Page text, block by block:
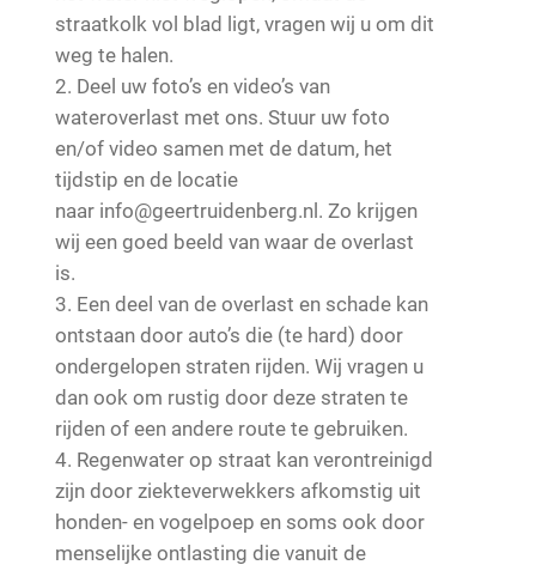
straatkolk vol blad ligt, vragen wij u om dit
weg te halen.
Deel uw foto’s en video’s van
wateroverlast met ons. Stuur uw foto
en/of video samen met de datum, het
tijdstip en de locatie
naar info@geertruidenberg.nl. Zo krijgen
wij een goed beeld van waar de overlast
is.
Een deel van de overlast en schade kan
ontstaan door auto’s die (te hard) door
ondergelopen straten rijden. Wij vragen u
dan ook om rustig door deze straten te
rijden of een andere route te gebruiken.
Regenwater op straat kan verontreinigd
zijn door ziekteverwekkers afkomstig uit
honden- en vogelpoep en soms ook door
menselijke ontlasting die vanuit de